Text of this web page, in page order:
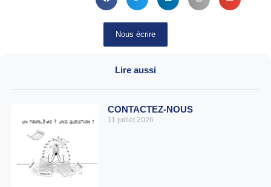
Nous écrire
Lire aussi
CONTACTEZ-NOUS
11 juillet 2026